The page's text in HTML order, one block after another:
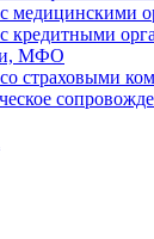
медицинскими
кредитными
МФО
страховыми